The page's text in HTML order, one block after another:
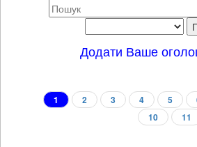
Додати Ваше
1 2 3 4 5
10
11